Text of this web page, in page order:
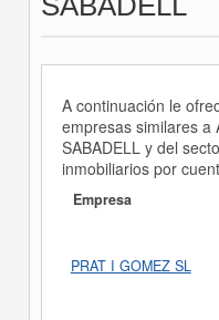
A continuación le
empresas similares a
SABADELL y del
inmobiliarios por
Empresa
PRAT I GOMEZ SL